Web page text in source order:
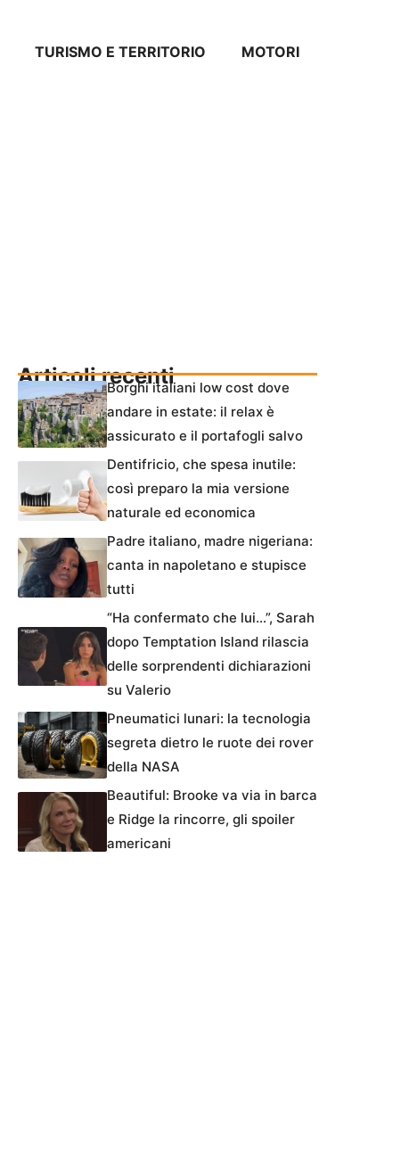
TURISMO E TERRITORIO MOTORI
Articoli recentiBorghi italiani low cost dove
andare in estate: il relax è
assicurato e il portafogli salvo
Dentifricio, che spesa inutile:
così preparo la mia versione
naturale ed economica
Padre italiano, madre nigeriana:
canta in napoletano e stupisce
tutti
“Ha confermato che lui…”, Sarah
dopo Temptation Island rilascia
delle sorprendenti dichiarazioni
su Valerio
Pneumatici lunari: la tecnologia
segreta dietro le ruote dei rover
della NASA
Beautiful: Brooke va via in barca
e Ridge la rincorre, gli spoiler
americani